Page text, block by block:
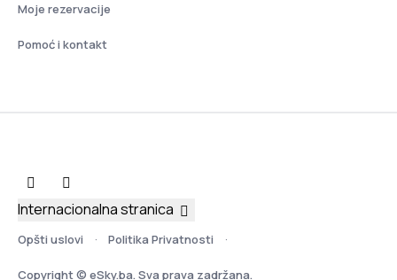
Moje rezervacije
Pomoć i kontakt
Opšti uslovi Politika Privatnosti
Copyright © eSky.ba. Sva prava zadržana.
Internacionalna stranica